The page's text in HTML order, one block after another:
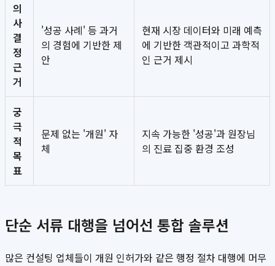
의
사
결
정
근
거
'성공 사례' 등 과거
의 경험에 기반한 제
안
현재 시장 데이터와 미래 예측
에 기반한 객관적이고 과학적
인 근거 제시
궁
극
적
목
표
문제 없는 '개원' 자
체
지속 가능한 '성공'과 원장님
의 진료 집중 환경 조성
단순 서류 대행을 넘어선 통합 솔루션
많은 컨설팅 업체들이 개원 인허가와 같은 행정 절차 대행에 머무